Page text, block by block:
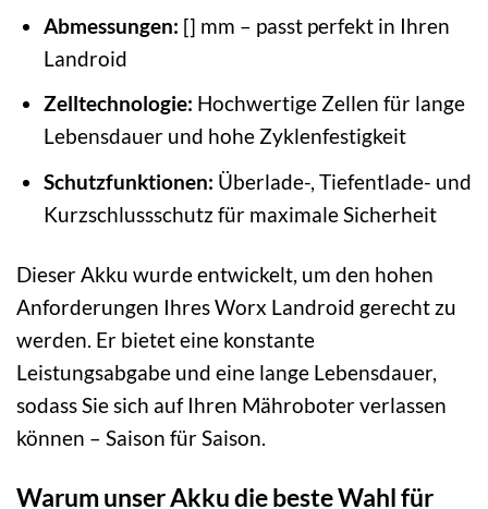
Abmessungen: [] mm – passt perfekt in Ihren
Landroid
Zelltechnologie: Hochwertige Zellen für lange
Lebensdauer und hohe Zyklenfestigkeit
Schutzfunktionen: Überlade-, Tiefentlade- und
Kurzschlussschutz für maximale Sicherheit
Dieser Akku wurde entwickelt, um den hohen
Anforderungen Ihres Worx Landroid gerecht zu
werden. Er bietet eine konstante
Leistungsabgabe und eine lange Lebensdauer,
sodass Sie sich auf Ihren Mähroboter verlassen
können – Saison für Saison.
Warum unser Akku die beste Wahl für